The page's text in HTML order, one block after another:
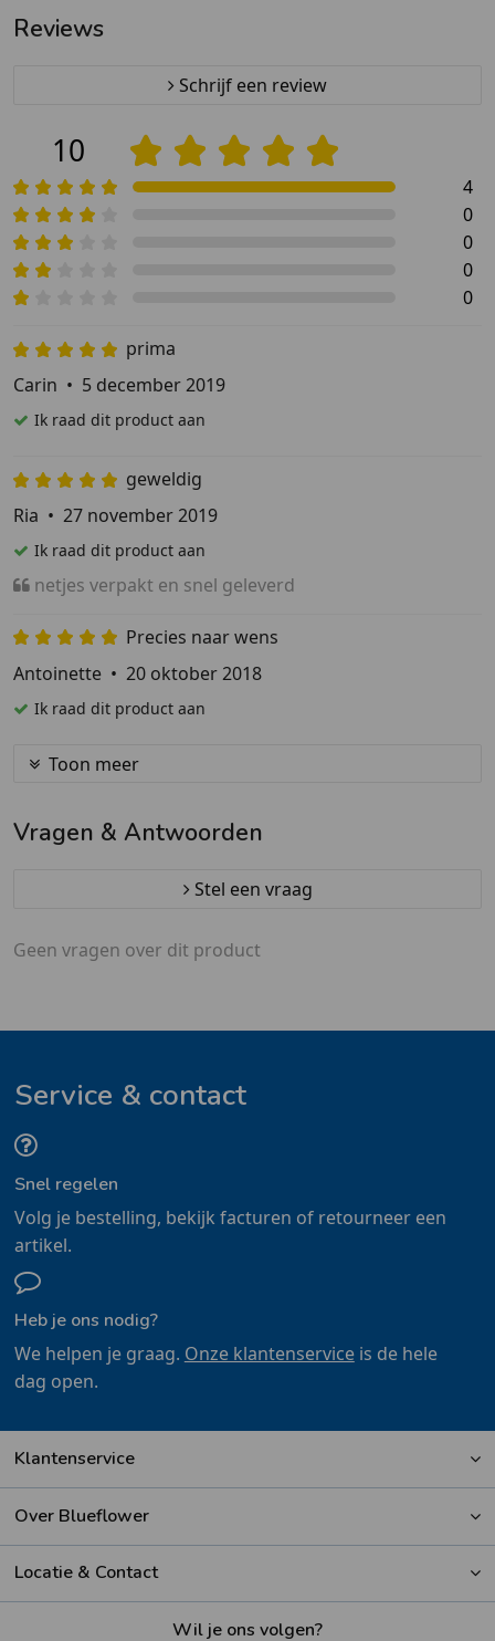
Reviews
Schrijf een review
10
4
0
0
0
0
prima
Carin • 5 december 2019
Ik raad dit product aan
geweldig
Ria • 27 november 2019
Ik raad dit product aan
netjes verpakt en snel geleverd
Precies naar wens
Antoinette • 20 oktober 2018
Ik raad dit product aan
Toon meer
Vragen & Antwoorden
Stel een vraag
Geen vragen over dit product
Service & contact
Snel regelen
Volg je bestelling, bekijk facturen of retourneer een
artikel.
Heb je ons nodig?
We helpen je graag. Onze klantenserviceis de hele
dag open.
Klantenservice
Over Blueflower
Locatie & Contact
Wil je ons volgen?